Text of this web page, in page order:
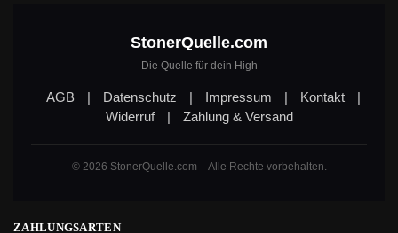
StonerQuelle.com
Die Quelle für dein High
AGB | Datenschutz | Impressum | Kontakt
|
Widerruf
| Zahlung & Versand
© 2026 StonerQuelle.com – Alle Rechte vorbehalten.
ZAHLUNGSARTEN